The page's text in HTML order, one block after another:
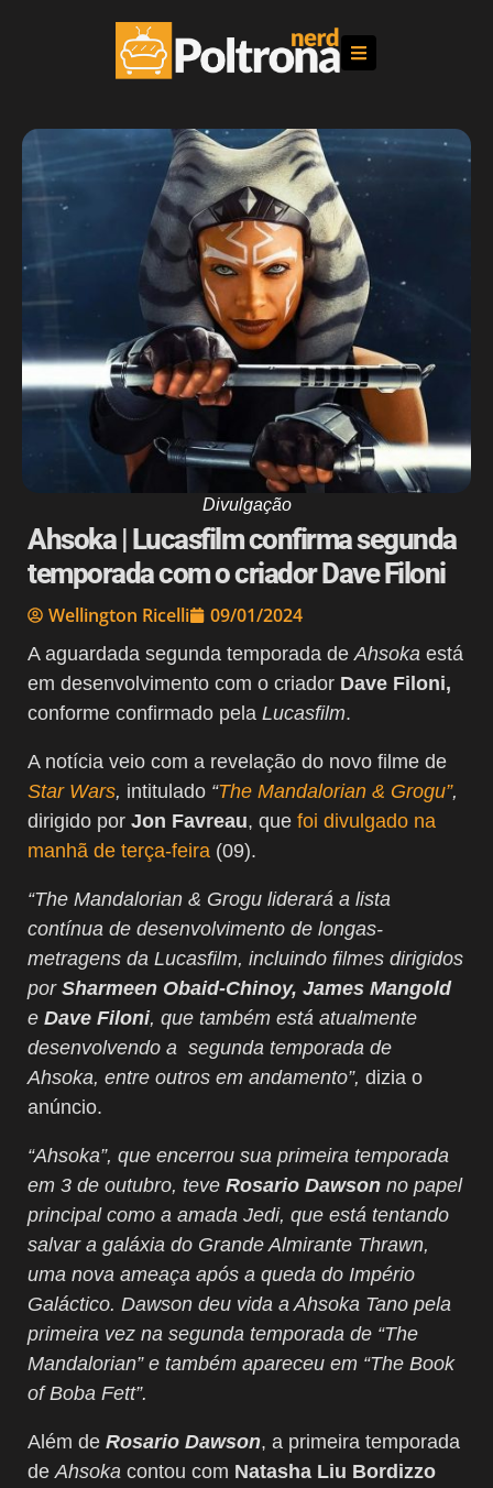
Divulgação
Ahsoka | Lucasfilm confirma segunda
temporada com o criador Dave Filoni
Wellington Ricelli 09/01/2024
A aguardada segunda temporada de Ahsoka está
em desenvolvimento com o criador Dave Filoni,
conforme confirmado pela Lucasfilm.
A notícia veio com a revelação do novo filme de
Star Wars, intitulado “The Mandalorian & Grogu”,
dirigido por Jon Favreau, que foi divulgado na
manhã de terça-feira (09).
“The Mandalorian & Grogu liderará a lista
contínua de desenvolvimento de longas-
metragens da Lucasfilm, incluindo filmes dirigidos
porSharmeen Obaid-Chinoy, James Mangold
e Dave Filoni, que também está atualmente
desenvolvendo a segunda temporada de
Ahsoka, entre outros em andamento”, dizia o
anúncio.
“Ahsoka”, que encerrou sua primeira temporada
em 3 de outubro, teve Rosario Dawson no papel
principal como a amada Jedi, que está tentando
salvar a galáxia do Grande Almirante Thrawn,
uma nova ameaça após a queda do Império
Galáctico. Dawson deu vida a Ahsoka Tano pela
primeira vez na segunda temporada de “The
Mandalorian” e também apareceu em “The Book
of Boba Fett”.
Além de Rosario Dawson, a primeira temporada
de Ahsoka contou com Natasha Liu Bordizzo